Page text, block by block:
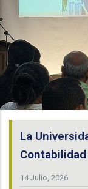
La
14 Julio, 2026